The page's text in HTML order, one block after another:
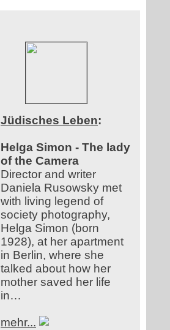
Jüdisches Leben:
Helga Simon - The lady
of the Camera
Director and writer
Daniela Rusowsky met
with living legend of
society photography,
Helga Simon (born
1928), at her apartment
in Berlin, where she
talked about how her
mother saved her life
in…
mehr...